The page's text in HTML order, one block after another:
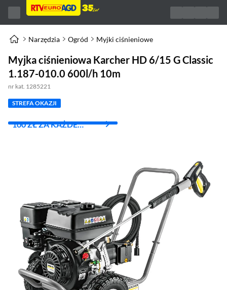
Narzędzia Ogród Myjki ciśnieniowe
Myjka ciśnieniowa Karcher HD 6/15 G Classic
1.187-010.0 600l/h 10m
nr kat. 1285221
STREFA OKAZJI
100 ZŁ ZA KAŻDE